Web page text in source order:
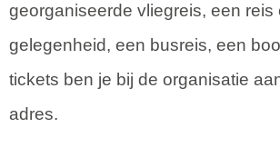
georganiseerde vliegreis, een reis
gelegenheid, een busreis, een
tickets ben je bij de organisatie
adres.